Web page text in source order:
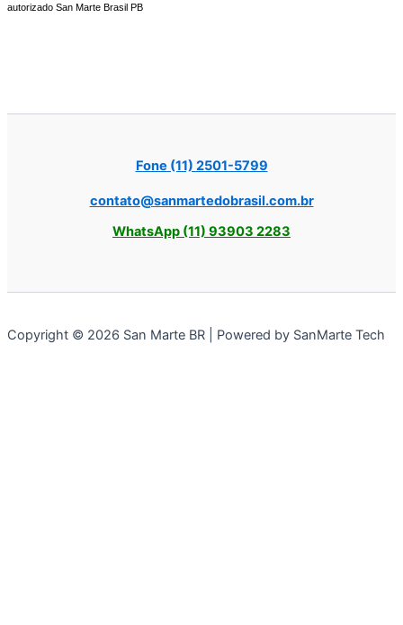
autorizado San Marte Brasil PB
Fone (11) 2501-5799
contato@sanmartedobrasil.com.br
WhatsApp (11) 93903 2283
Copyright © 2026 San Marte BR | Powered by SanMarte Tech